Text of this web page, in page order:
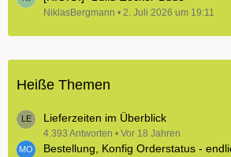
NiklasBergmann 2. Juli 2026 um 19:11
Heiße Themen
Lieferzeiten im Überblick
4.393 Antworten Vor 18 Jahren
Bestellung, Konfig Orderstatus -